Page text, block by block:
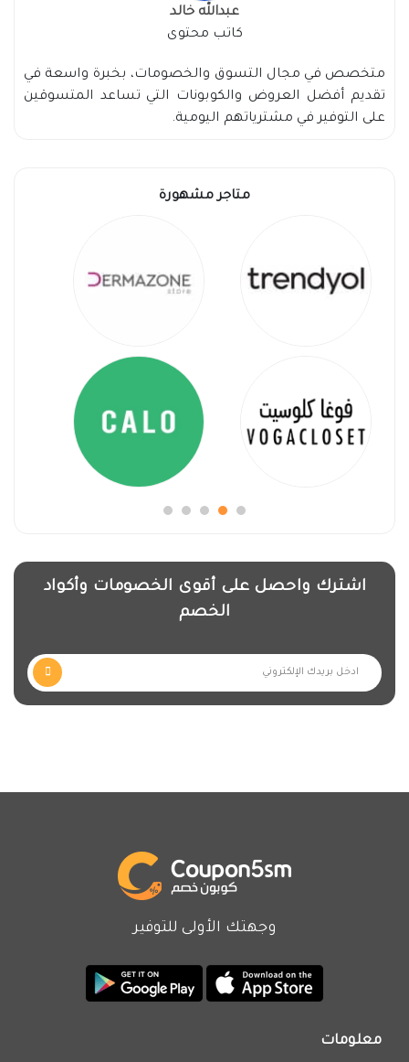
عبدالله خالد
كاتب محتوى
متخصص في مجال التسوق والخصومات، بخبرة واسعة في
تقديم أفضل العروض والكوبونات التي تساعد المتسوقين
على التوفير في مشترياتهم اليومية.
متاجر مشهورة
اشترك واحصل على أقوى الخصومات وأكواد
الخصم
وجهتك الأولى للتوفير
معلومات